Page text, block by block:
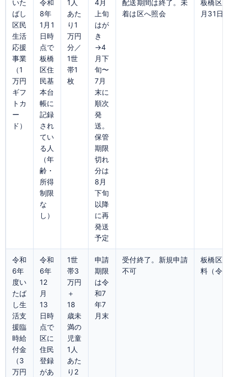
いた
ばし
区民
生活
応援
事業
（1
万円
ギフ
トカ
ー
ド）
令和
8年
1月1
日時
点で
板橋
区住
民基
本台
帳に
記録
され
てい
る人
（年
齢・
所得
制限
な
し）
1人
あた
り1
万円
分／
1世
帯1
枚
4月
上旬
はが
き
→4
月下
旬〜
7月
末に
順次
発
送。
保管
期限
切れ
分は
8月
下旬
以降
に再
発送
予定
配送期間は終了。未
着は区へ照会
板橋区
月31日
令和
6年
度い
たば
し生
活支
援臨
時給
付金
（3
万円
令和
6年
12
月
13
日時
点で
区に
住民
登録
があ
1世
帯3
万円
＋
18
歳未
満の
児童
1人
あた
り2
申請
期限
は令
和7
年7
月末
受付終了。新規申請
不可
板橋区
料（令